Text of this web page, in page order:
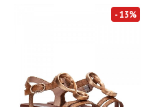
- 13%